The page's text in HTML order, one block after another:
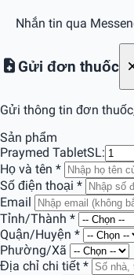
Nhắn tin qua
Gửi đơn thuốc
Gửi thông tin đơn
Sản phẩm
Praymed TabletSL:
Họ và tên *
Số điện thoại *
Email
Tỉnh/Thành *
Quận/Huyện *
Phường/Xã
Địa chỉ chi tiết *